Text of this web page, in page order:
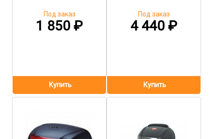
1 850 ₽
Под заказ
4 440₽
Под заказ